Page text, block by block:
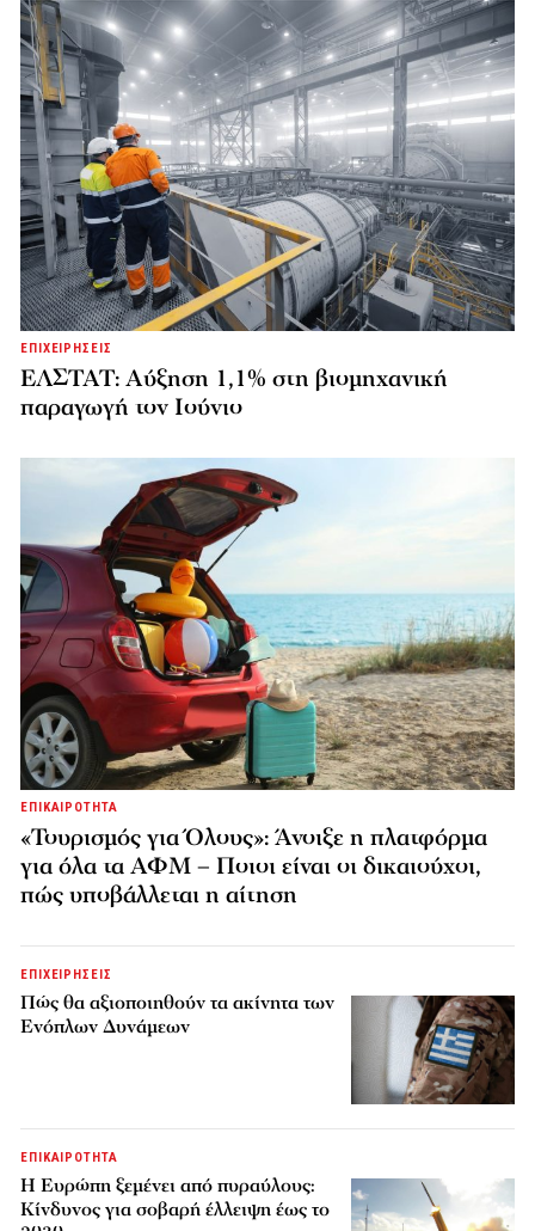
ΕΠΙΧΕΙΡΗΣΕΙΣ
ΕΛΣΤΑΤ: Αύξηση 1,1% στη βιομηχανική
παραγωγή τον Ιούνιο
ΕΠΙΚΑΙΡΟΤΗΤΑ
«Τουρισμός για Όλους»: Άνοιξε η πλατφόρμα
για όλα τα ΑΦΜ – Ποιοι είναι οι δικαιούχοι,
πώς υποβάλλεται η αίτηση
ΕΠΙΧΕΙΡΗΣΕΙΣ
Πώς θα αξιοποιηθούν τα ακίνητα των
Ενόπλων Δυνάμεων
ΕΠΙΚΑΙΡΟΤΗΤΑ
H Ευρώπη ξεμένει από πυραύλους:
Κίνδυνος για σοβαρή έλλειψη έως το